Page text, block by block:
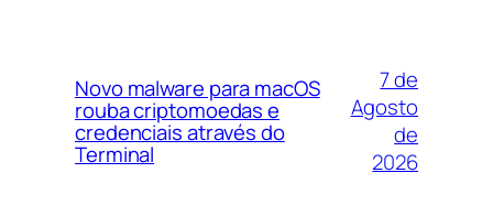
Novo malware para macOS
rouba criptomoedas e
credenciais através do
Terminal
7 de
Agosto
de
2026